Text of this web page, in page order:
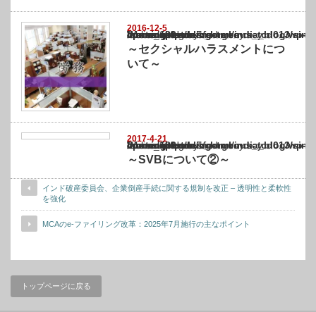
2016-12-5
Warning
: Undefined array key "show_category" in
/home/netst/kuno-cpa.co.jp/public_html/india_blog/wp-content/themes/
on line183
～セクシャルハラスメントにつ
いて～
2017-4-21
Warning
: Undefined array key "show_category" in
/home/netst/kuno-cpa.co.jp/public_html/india_blog/wp-content/themes/
on line183
～SVBについて②～
インド破産委員会、企業倒産手続に関する規制を改正 – 透明性と柔軟性
を強化
MCAのe-ファイリング改革：2025年7月施行の主なポイント
トップページに戻る